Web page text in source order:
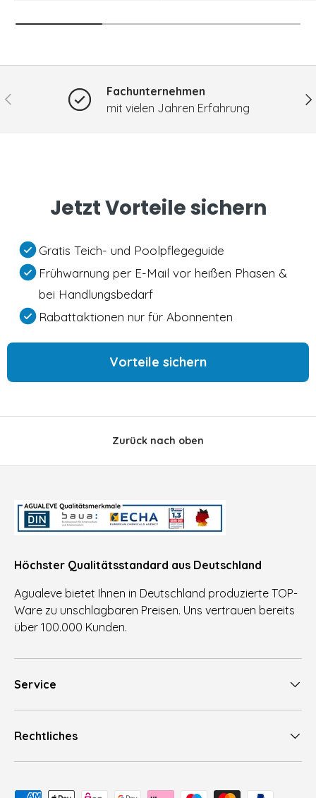
Vorherige
Fachunternehmen
mit vielen Jahren Erfahrung
Jetzt Vorteile sichern
Gratis Teich- und Poolpflegeguide
Frühwarnung per E-Mail vor heißen Phasen &
bei Handlungsbedarf
Rabattaktionen nur für Abonnenten
Vorteile sichern
Zurück nach oben
Höchster Qualitätsstandard aus Deutschland
Agualeve bietet Ihnen in Deutschland produzierte TOP-
Ware zu unschlagbaren Preisen. Uns vertrauen bereits
über 100.000 Kunden.
Service
Rechtliches